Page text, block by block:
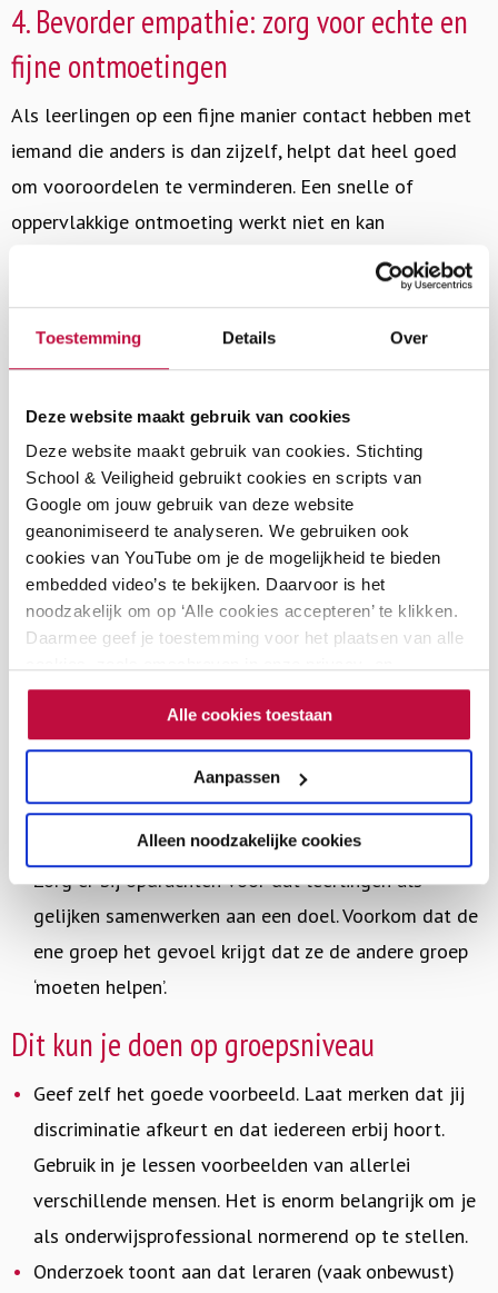
Toestemming Details Over
Deze website maakt gebruik van cookies
Deze website maakt gebruik van cookies. Stichting
School & Veiligheid gebruikt cookies en scripts van
Google om jouw gebruik van deze website
geanonimiseerd te analyseren. We gebruiken ook
cookies van YouTube om je de mogelijkheid te bieden
embedded video’s te bekijken. Daarvoor is het
noodzakelijk om op ‘Alle cookies accepteren’ te klikken.
Daarmee geef je toestemming voor het plaatsen van alle
cookieverklaring. Als je niet alle cookies accepteert, dan
kun je geen video's bekijken.Alle cookies toestaan
Aanpassen
Alleen noodzakelijke cookies
4. Bevorder empathie: zorg voor echte en
fijne ontmoetingen
Als leerlingen op een fijne manier contact hebben met
iemand die anders is dan zijzelf, helpt dat heel goed
om vooroordelen te verminderen. Een snelle of
oppervlakkige ontmoeting werkt niet en kan
stereotypes soms juist sterker maken. Denk hier als
onderwijsprofessional dan ook goed over na hoe je dit
wil aanpakken in de klas. Om te zorgen dat een
ontmoeting werkt, kun je het volgende doen:
Zorg dat leerlingen elkaar echt leren kennen. Laat ze
zich echt verplaatsen in het leven van de ander; het
gaat erom dat ze gaan begrijpen hoe de ander zich
voelt.
Ook als onderwijsprofessional is het belangrijk dat jij
je leerlingen echt goed leert kennen. Neem hier ook
de tijd voor. Jij als docent zet de norm.
Nodig gastsprekers uit en laat deze mensen in de
klas vertellen over hun eigen leven. Bijvoorbeeld
iemand die is gevlucht uit een ander land.
Laat via films, boeken en theater verhalen zien of
lezen waarin leerlingen kunnen meeleven met
iemand die uitsluiting of discriminatie meemaakt.
Zorg er bij opdrachten voor dat leerlingen als
gelijken samenwerken aan een doel. Voorkom dat de
ene groep het gevoel krijgt dat ze de andere groep
‘moeten helpen’.
Dit kun je doen op groepsniveau
Geef zelf het goede voorbeeld. Laat merken dat jij
discriminatie afkeurt en dat iedereen erbij hoort.
Gebruik in je lessen voorbeelden van allerlei
verschillende mensen. Het is enorm belangrijk om je
als onderwijsprofessional normerend op te stellen.
Onderzoek toont aan dat leraren (vaak onbewust)